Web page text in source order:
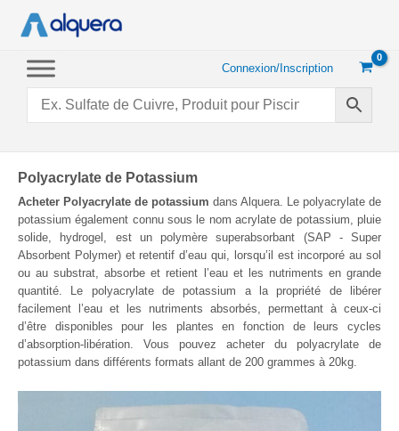
Connexion/Inscription
Polyacrylate de Potassium
Acheter Polyacrylate de potassium dans Alquera. Le polyacrylate de
potassium également connu sous le nom acrylate de potassium, pluie
solide, hydrogel, est un polymère superabsorbant (SAP - Super
Absorbent Polymer) et retentif d’eau qui, lorsqu’il est incorporé au sol
ou au substrat, absorbe et retient l’eau et les nutriments en grande
quantité. Le polyacrylate de potassium a la propriété de libérer
facilement l’eau et les nutriments absorbés, permettant à ceux-ci
d’être disponibles pour les plantes en fonction de leurs cycles
d’absorption-libération. Vous pouvez acheter du polyacrylate de
potassium dans différents formats allant de 200 grammes à 20kg.